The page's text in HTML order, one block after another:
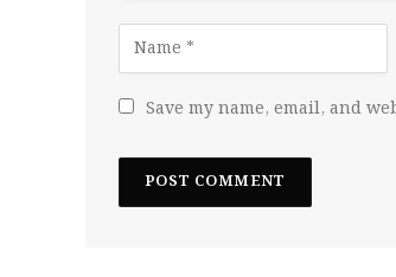
Save my name, email, and